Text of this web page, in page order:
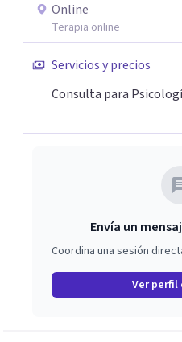
Online
Terapia online
Servicios y precios
Consulta para
Envía un
Coordina una sesión
Ver